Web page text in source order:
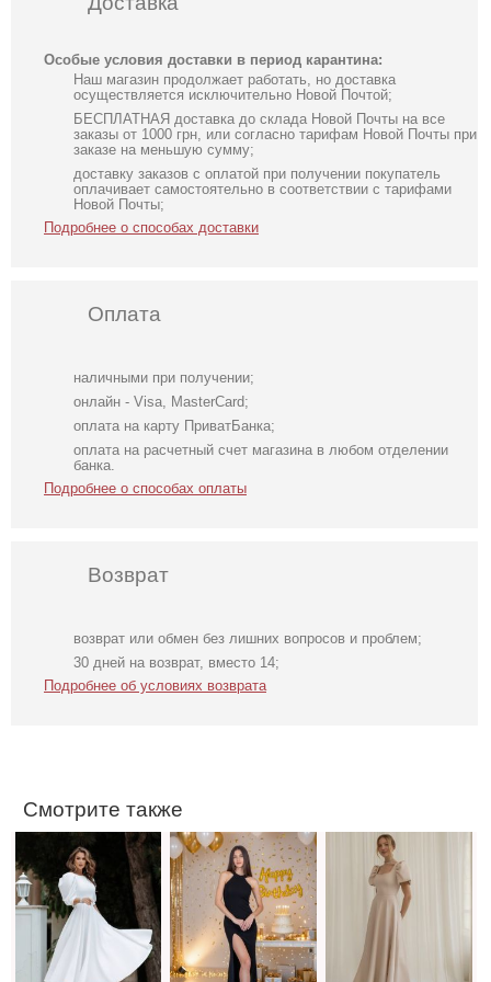
Особые условия доставки в период карантина:
Наш магазин продолжает работать, но доставка
осуществляется исключительно Новой Почтой;
БЕСПЛАТНАЯ доставка до склада Новой Почты на все
заказы от 1000 грн, или согласно тарифам Новой Почты при
заказе на меньшую сумму;
доставку заказов с оплатой при получении покупатель
оплачивает самостоятельно в соответствии с тарифами
Новой Почты;
Подробнее о способах доставки
Оплата
наличными при получении;
онлайн - Visa, MasterCard;
оплата на карту ПриватБанка;
оплата на расчетный счет магазина в любом отделении
банка.
Подробнее о способах оплаты
Возврат
возврат или обмен без лишних вопросов и проблем;
30 дней на возврат, вместо 14;
Подробнее об условиях возврата
Смотрите также
Нарядное
элегантное
молочное платье
Облегающее
вечернее платье
черного цвета с